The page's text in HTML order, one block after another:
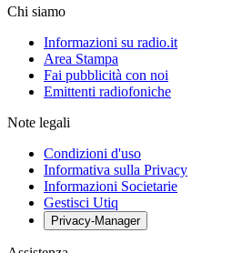
Chi siamo
Informazioni su radio.it
Area Stampa
Fai pubblicità con noi
Emittenti radiofoniche
Note legali
Condizioni d'uso
Informativa sulla Privacy
Informazioni Societarie
Gestisci Utiq
Privacy-Manager